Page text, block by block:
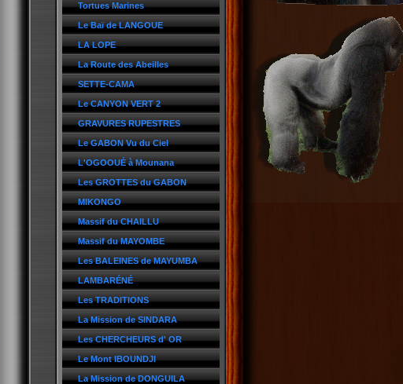
Tortues Marines
Le Baï de LANGOUE
LA LOPE
La Route des Abeilles
SETTE-CAMA
Le CANYON VERT 2
GRAVURES RUPESTRES
Le GABON Vu du Ciel
L'OGOOUÉ à Mounana
Les GROTTES du GABON
MIKONGO
Massif du CHAILLU
Massif du MAYOMBE
Les BALEINES de MAYUMBA
LAMBARÉNÉ
Les TRADITIONS
La Mission de SINDARA
Les CHERCHEURS d' OR
Le Mont IBOUNDJI
La Mission de DONGUILA